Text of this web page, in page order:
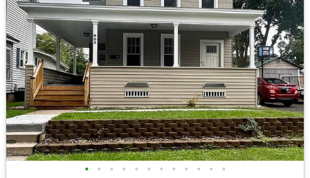
• • • • • • • • • • • •